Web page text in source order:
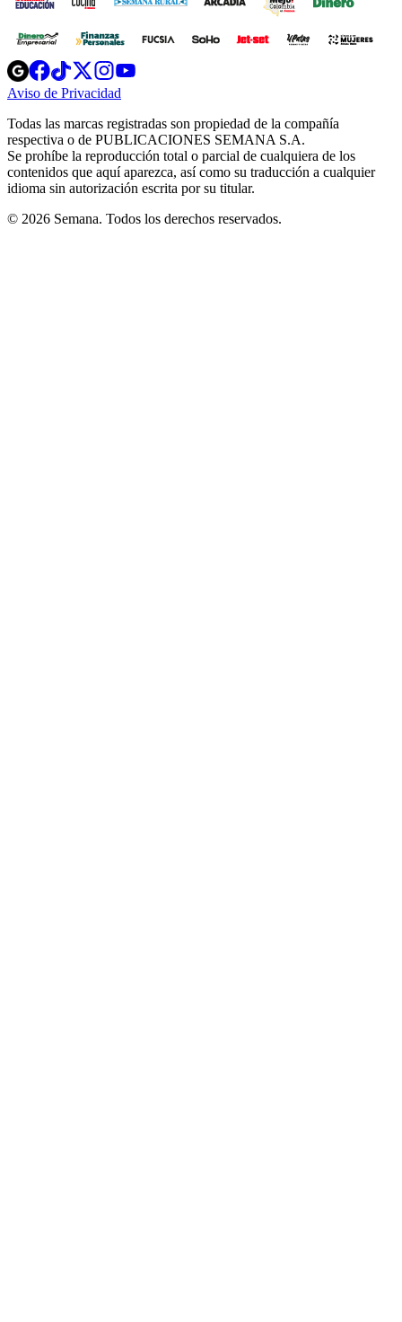
Opens
in
new
Opens
in
new
Opens
in
new
window
Opens
new
windowwindow
Aviso de Privacidad
new
window
Todas las marcas registradas son propiedad de la compañía
respectiva o de PUBLICACIONES SEMANA S.A.
Se prohíbe la reproducción total o parcial de cualquiera de los
contenidos que aquí aparezca, así como su traducción a cualquier
idioma sin autorización escrita por su titular.
© 2026 Semana. Todos los derechos reservados.